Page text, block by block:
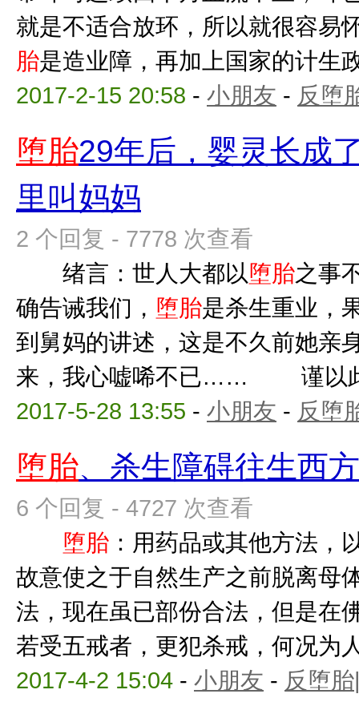
就是不适合放环，所以就很容易
胎是造业障，再加上国家的计生
2017-2-15 20:58 - 小朋友 - 反堕
堕胎29年后，婴灵长成
里叫妈妈
2 个回复 - 7778 次查看
绪言：世人大都以堕胎之事
确告诫我们， 堕胎是杀生重业，
到舅妈的讲述，这是不久前她亲
来，我心嘘唏不已…… 谨以此
2017-5-28 13:55 - 小朋友 - 反堕
堕胎、杀生障碍往生西
6 个回复 - 4727 次查看
堕胎 ：用药品或其他方法，
故意使之于自然生产之前脱
法，现在虽已部份合法，但是在
若受五戒者，更犯杀戒，何况为
2017-4-2 15:04 - 小朋友 - 反堕